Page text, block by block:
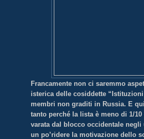
Francamente non ci saremmo
isterica delle cosiddette
membri non graditi in Russia. E
tanto perché la lista è meno di 1/
varata dal blocco occidentale
un po’ridere la motivazione dello